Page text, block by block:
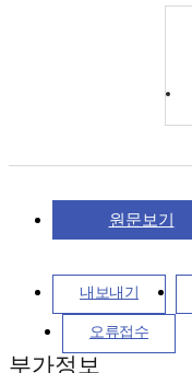
원문보기
내보내기
오류접수
부가정보